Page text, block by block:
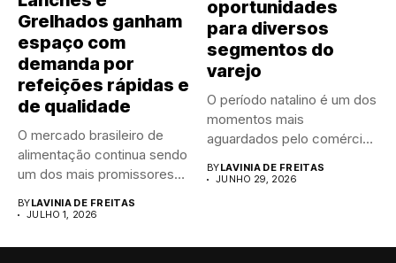
Grelhados ganham
espaço com
demanda por
refeições rápidas e
de qualidade
O mercado brasileiro de
alimentação continua sendo
um dos mais promissores
BYLAVINIA DE FREITAS
JULHO 1, 2026
oportunidades
para diversos
segmentos do
varejo
O período natalino é um dos
momentos mais
aguardados pelo comércio
BYLAVINIA DE FREITAS
JUNHO 29, 2026